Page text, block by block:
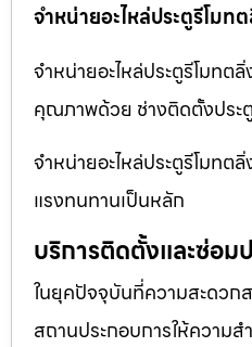
จำหน่ายอะไหล่ประตูรีโมท
จำหน่ายอะไหล่ประตูรีโมทต
คุณภาพด้วย ช่างติดตั้งประ
จำหน่ายอะไหล่ประตูรีโมท
แรงทนทานเป็นหลัก
บริการติดตั้งและซ่อม
ในยุคปัจจุบันที่ความสะดวก
สถานประกอบการให้ควา